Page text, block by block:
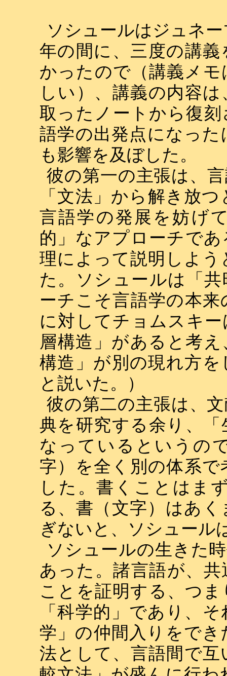
ソシュールはジュネ
年の間に、三度の講
かったので（講義メ
しい）、講義の内容
取ったノートから復
語学の出発点になっ
も影響を及ぼした。
彼の第一の主張は、
「文法」から解き放
言語学の発展を妨げ
的」なアプローチで
理によって説明しよ
た。ソシュールは「
ーチこそ言語学の本
に対してチョムスキ
層構造」があると考
構造」が別の現れ方
と説いた。）
彼の第二の主張は、
典を研究する余り、
なっているというの
字）を全く別の体系
した。書くことはま
る、書（文字）はあ
ぎないと、ソシュール
ソシュールの生きた
あった。諸言語が、
ことを証明する、つ
「科学的」であり、
学」の仲間入りをで
法として、言語間で